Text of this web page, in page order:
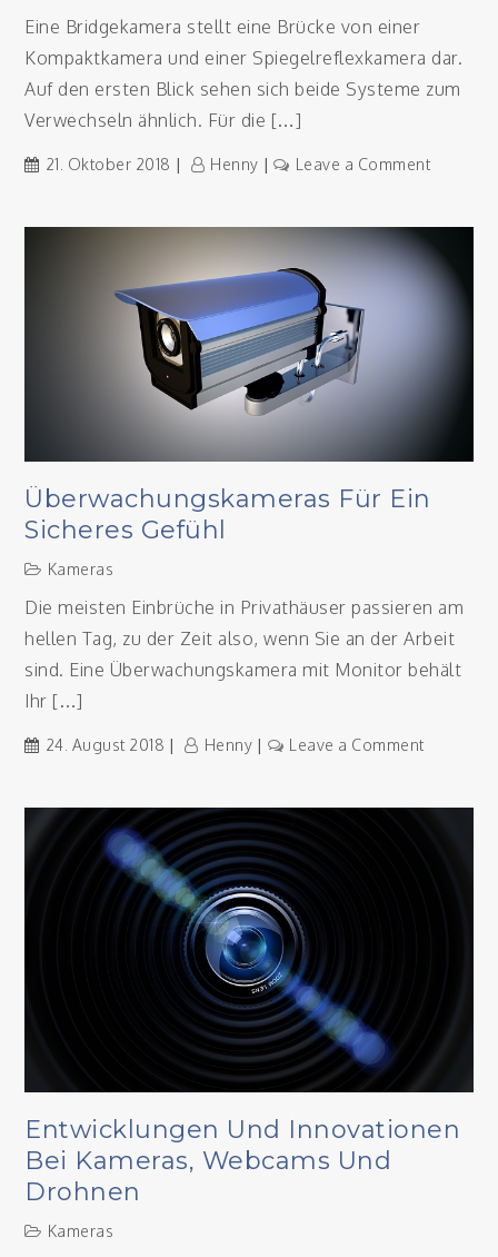
Eine Bridgekamera stellt eine Brücke von einer
Kompaktkamera und einer Spiegelreflexkamera dar.
Auf den ersten Blick sehen sich beide Systeme zum
Verwechseln ähnlich. Für die […]
21. Oktober 2018 Henny Leave a Commenton
eine
Überwachungskameras Für Ein
Sicheres Gefühl
Kameras
Die meisten Einbrüche in Privathäuser passieren am
hellen Tag, zu der Zeit also, wenn Sie an der Arbeit
sind. Eine Überwachungskamera mit Monitor behält
Ihr […]
24. August 2018 Henny Leave a Commenton
Entwicklungen Und Innovationen
Bei Kameras, Webcams Und
Drohnen
Kameras